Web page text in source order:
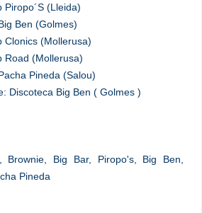
Piropo´S (Lleida)
Ben (Golmes)
Clonics (Mollerusa)
Road (Mollerusa)
Pineda (Salou)
Discoteca Big Ben ( Golmes )
Brownie, Big Bar, Piropo's, Big Ben,
Pineda